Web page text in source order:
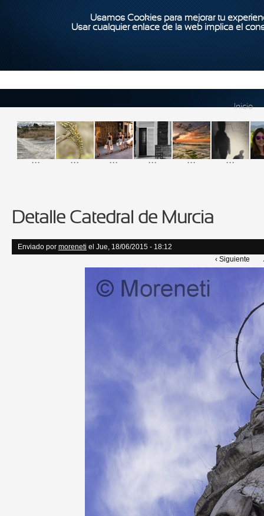
Usamos Cookies para mejorar tu
Usar cualquier enlace de la web implica el
Inicio
... ... ... ... ... ...
Detalle Catedral de Murcia
Enviado por moreneti el Jue, 18/06/2015 - 18:12
‹ Siguiente